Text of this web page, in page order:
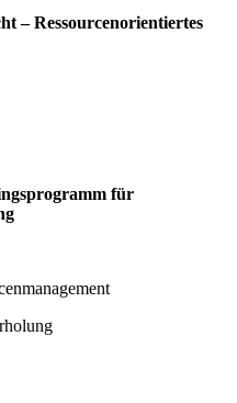
– Ressourcenorientiertes
für